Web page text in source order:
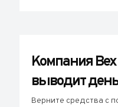
Компания Bex
выводит
Верните средства с